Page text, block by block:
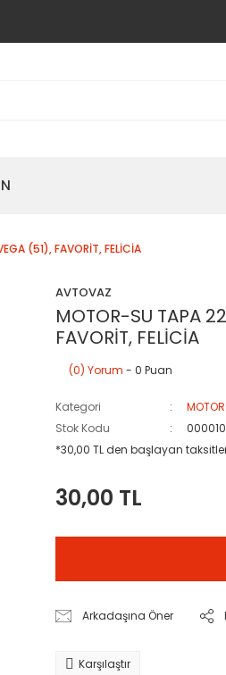
(51), FAVORİT, FELİCİA
AVTOVAZ
MOTOR-SU TAPA
FAVORİT, FELİCİA
(0) Yorum - 0 Puan
Kategori
Stok Kodu
*30,00 TL den başlayan
30,00 TL
Arkadaşına Öner
Karşılaştır